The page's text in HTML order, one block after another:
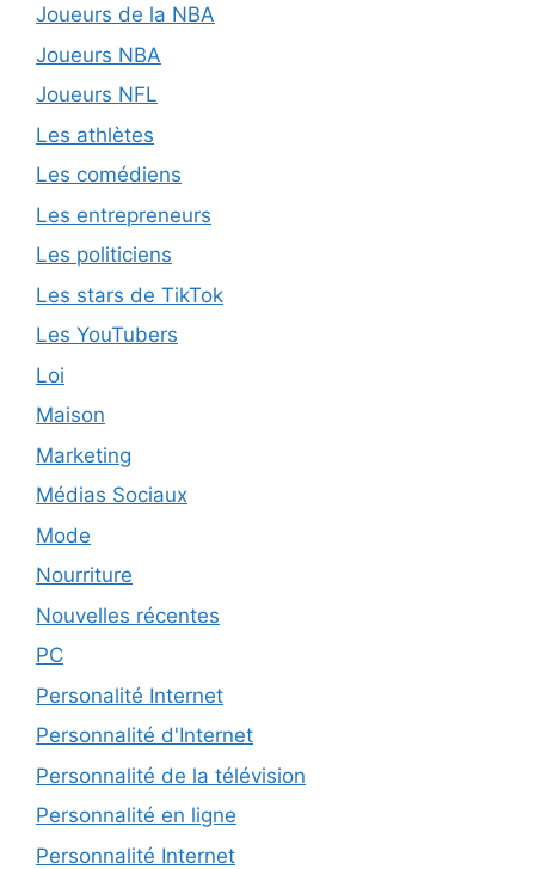
Joueurs de la NBA
Joueurs NBA
Joueurs NFL
Les athlètes
Les comédiens
Les entrepreneurs
Les politiciens
Les stars de TikTok
Les YouTubers
Loi
Maison
Marketing
Médias Sociaux
Mode
Nourriture
Nouvelles récentes
PC
Personalité Internet
Personnalité d'Internet
Personnalité de la télévision
Personnalité en ligne
Personnalité Internet